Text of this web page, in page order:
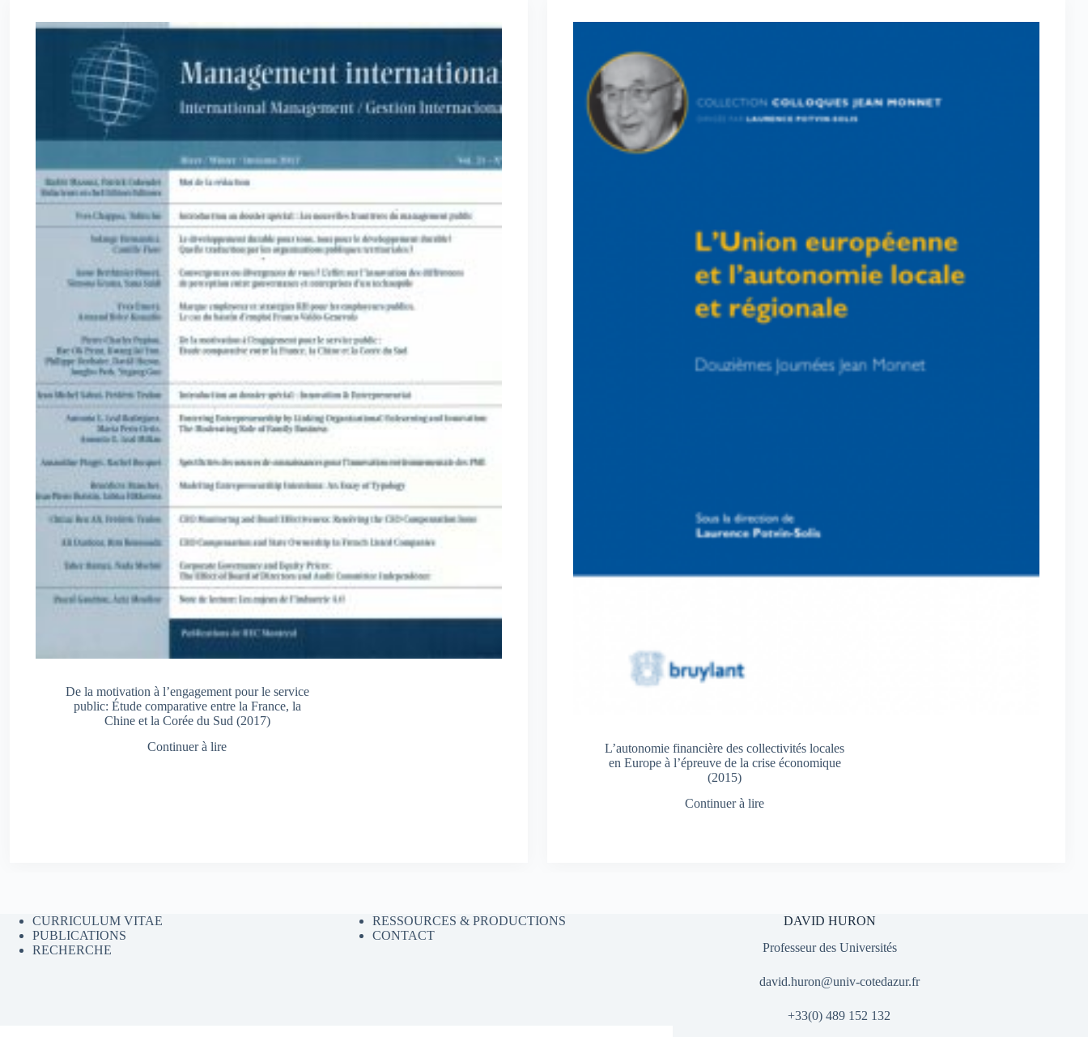
De la motivation à l’engagement pour le service
public: Étude comparative entre la France, la
Chine et la Corée du Sud (2017)
Continuer à lire
L’autonomie financière des collectivités locales
en Europe à l’épreuve de la crise économique
(2015)
Continuer à lire
CURRICULUM VITAE
PUBLICATIONS
RECHERCHE
RESSOURCES & PRODUCTIONS
CONTACT
DAVID HURON
Professeur des Universités
david.huron@univ-cotedazur.fr
+33(0) 489 152 132